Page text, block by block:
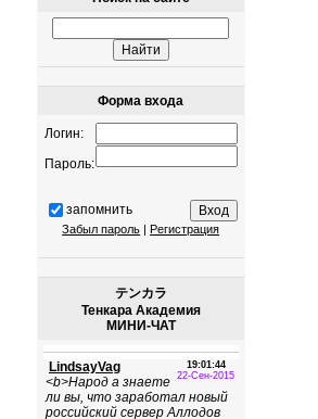
Форма входа
Логин:
Пароль:
запомнить
Забыл пароль |Регистрация
テンカラ
Тенкара Академия
МИНИ-ЧАТ